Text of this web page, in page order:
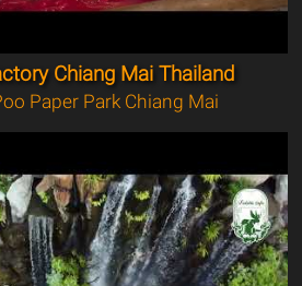
Chiang Mai Thailand
Paper Park Chiang Mai